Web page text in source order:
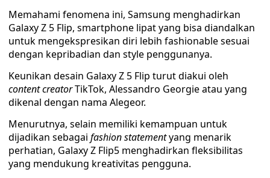
Memahami fenomena ini, Samsung menghadirkan
Galaxy Z 5 Flip, smartphone lipat yang bisa diandalkan
untuk mengekspresikan diri lebih fashionable sesuai
dengan kepribadian dan style penggunanya.
Keunikan desain Galaxy Z 5 Flip turut diakui oleh
content creatorTikTok, Alessandro Georgie atau yang
dikenal dengan nama Alegeor.
Menurutnya, selain memiliki kemampuan untuk
dijadikan sebagai fashion statementyang menarik
perhatian, Galaxy Z Flip5 menghadirkan fleksibilitas
yang mendukung kreativitas pengguna.